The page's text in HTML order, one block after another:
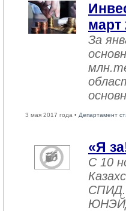
март
За
3 мая 2017 года • Департамент
«Я
С 10
СПИД.